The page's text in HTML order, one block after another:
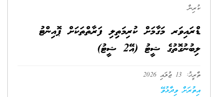
ކުރިން
ޑްރައިވަރ މަގާމަށް ކުރިމަތިިލި ފަރާތްތަކަށް ޕޮއިންޓު
ލިބުނުގޮތުގެ ޝީޓު (އޭ2 ޝީޓު)
ތާރީޚު: 13 ޖުލައި 2026
އިތުރަށް ވިދާޅުވޭ